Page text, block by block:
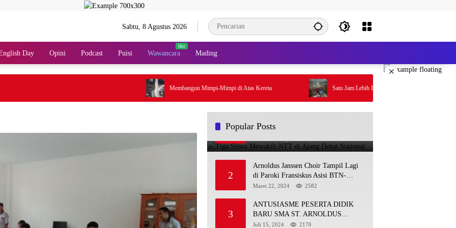
Sabtu, 8 Agustus 2026
Day Opini Podcast Puisi Wawancara Mading
×
Membangun Mimpi-Mimpi di Atas Kereta Satu Jam Lebih Dekat Dengan De Britto
Popular Posts
1
Debat Nasional
2
Arnoldus Janssen Choir Tampil Lagi
di Paroki Fransiskus Asisi BTN-
Kolhua
Maret 22, 2024 2582
3
ANTUSIASME PESERTA DIDIK
BARU SMA ST. ARNOLDUS
JANSSEN KUPANG DALAM
Juli 15, 2024 2170